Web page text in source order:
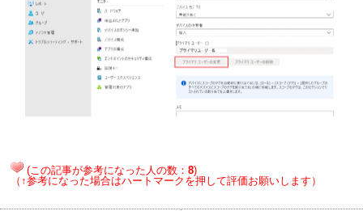
(この記事が参考になった人の数： 8)
（↑参考になった場合はハートマークを押して評価お願いします）